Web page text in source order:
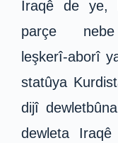
Iraqê de ye,
parçe nebe
leşkerî-aborî
statûya
dijî
dewleta